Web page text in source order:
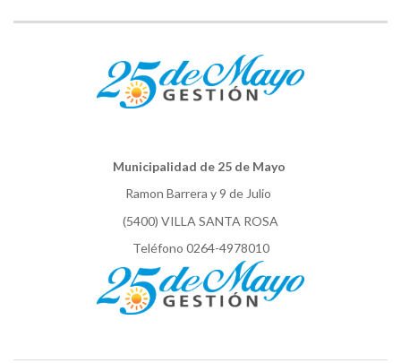
Municipalidad de 25 de Mayo
Ramon Barrera y 9 de Julio
(5400) VILLA SANTA ROSA
Teléfono 0264-4978010